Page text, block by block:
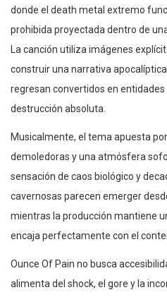
donde el death metal extremo
prohibida proyectada dentro de
La canción utiliza imágenes
construir una narrativa
regresan convertidos en
destrucción absoluta.
Musicalmente, el tema apuesta
demoledoras y una atmósfera
sensación de caos biológico y
cavernosas parecen emerger
mientras la producción mantiene
encaja perfectamente con el
Ounce Of Pain no busca
alimenta del shock, el gore y la